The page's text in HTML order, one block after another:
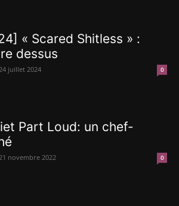
« Scared Shitless » :
dessus
24 juillet 2024 0
Part Loud: un chef-
21 novembre 2022 0